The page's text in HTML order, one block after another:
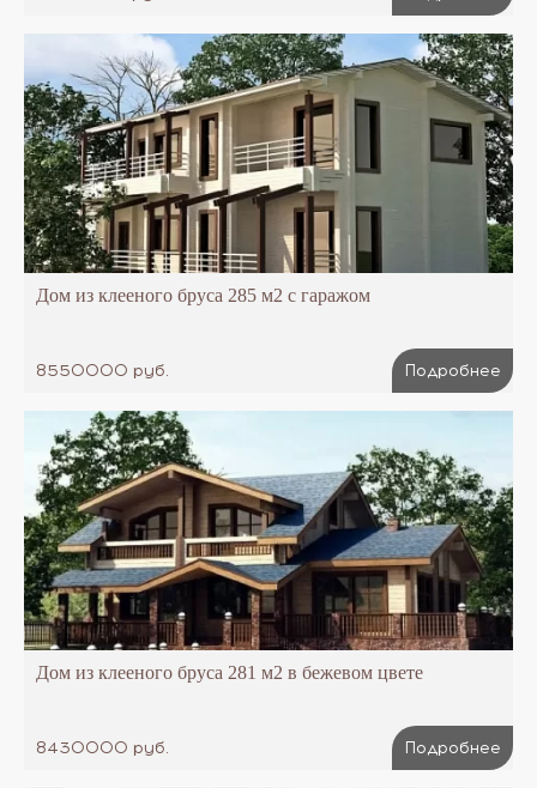
Дом из клееного бруса 285 м2 с гаражом
8550000 руб. Подробнее
Дом из клееного бруса 281 м2 в бежевом цвете
8430000 руб. Подробнее